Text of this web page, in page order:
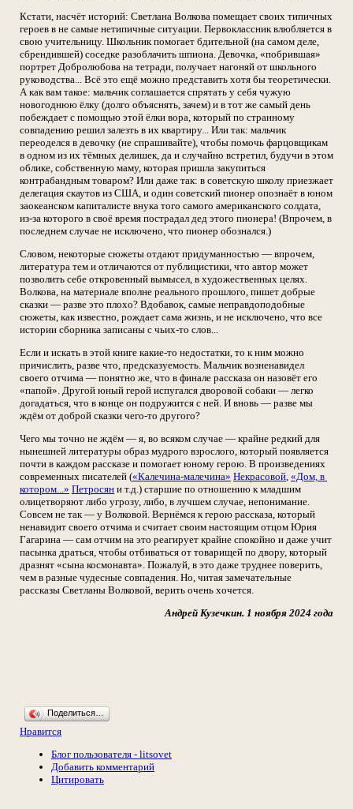
Кстати, насчёт историй: Светлана Волкова помещает своих типичных
героев в не самые нетипичные ситуации. Первоклассник влюбляется в
свою учительницу. Школьник помогает бдительной (на самом деле,
сбрендившей) соседке разоблачить шпиона. Девочка, «побрившая»
портрет Добролюбова на тетради, получает нагоняй от школьного
руководства... Всё это ещё можно представить хотя бы теоретически.
А как вам такое: мальчик соглашается спрятать у себя чужую
новогоднюю ёлку (долго объяснять, зачем) и в тот же самый день
побеждает с помощью этой ёлки вора, который по странному
совпадению решил залезть в их квартиру... Или так: мальчик
переоделся в девочку (не спрашивайте), чтобы помочь фарцовщикам
в одном из их тёмных делишек, да и случайно встретил, будучи в этом
облике, собственную маму, которая пришла закупиться
контрабандным товаром? Или даже так: в советскую школу приезжает
делегация скаутов из США, и один советский пионер опознаёт в юном
заокеанском капиталисте внука того самого американского солдата,
из-за которого в своё время пострадал дед этого пионера! (Впрочем, в
последнем случае не исключено, что пионер обознался.)
Словом, некоторые сюжеты отдают придуманностью — впрочем,
литература тем и отличаются от публицистики, что автор может
позволить себе откровенный вымысел, в художественных целях.
Волкова, на материале вполне реального прошлого, пишет добрые
сказки — разве это плохо? Вдобавок, самые неправдоподобные
сюжеты, как известно, рождает сама жизнь, и не исключено, что все
истории сборника записаны с чьих-то слов...
Если и искать в этой книге какие-то недостатки, то к ним можно
причислить, разве что, предсказуемость. Мальчик возненавидел
своего отчима — понятно же, что в финале рассказа он назовёт его
«папой». Другой юный герой испугался дворовой собаки — легко
догадаться, что в конце он подружится с ней. И вновь — разве мы
ждём от доброй сказки чего-то другого?
Чего мы точно не ждём — я, во всяком случае — крайне редкий для
нынешней литературы образ мудрого взрослого, который появляется
почти в каждом рассказе и помогает юному герою. В произведениях
современных писателей («Калечина-малечина» Некрасовой, «Дом, в
котором...» Петросян и т.д.) старшие по отношению к младшим
олицетворяют либо угрозу, либо, в лучшем случае, непонимание.
Совсем не так — у Волковой. Вернёмся к герою рассказа, который
ненавидит своего отчима и считает своим настоящим отцом Юрия
Гагарина — сам отчим на это реагирует крайне спокойно и даже учит
пасынка драться, чтобы отбиваться от товарищей по двору, который
дразнят «сына космонавта». Пожалуй, в это даже труднее поверить,
чем в разные чудесные совпадения. Но, читая замечательные
рассказы Светланы Волковой, верить очень хочется.
Андрей Кузечкин. 1 ноября 2024 года
Поделиться…
Нравится
Блог пользователя - litsovet
Добавить комментарий
Цитировать